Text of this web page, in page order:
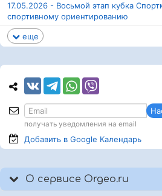
17.05.2026 - Восьмой этап кубка
спортивному ориентированию
еще
получать уведомления на email
Добавить в Google Календарь
О сервисе Orgeo.ru